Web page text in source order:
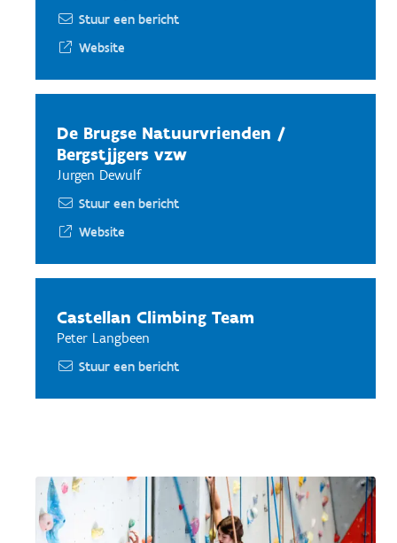
Stuur een bericht
Website
De Brugse Natuurvrienden /
Bergstjjgers vzw
Jurgen Dewulf
Stuur een bericht
Website
Castellan Climbing Team
Peter Langbeen
Stuur een bericht